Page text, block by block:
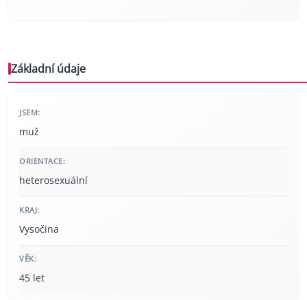
Základní údaje
JSEM:
muž
ORIENTACE:
heterosexuální
KRAJ:
Vysočina
VĚK:
45 let